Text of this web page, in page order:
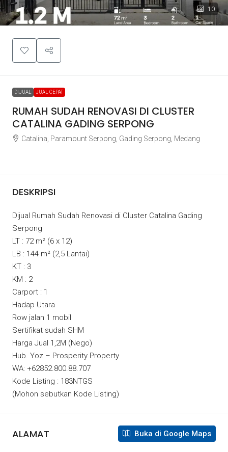
10
DIJUAL JUAL CEPAT
RUMAH SUDAH RENOVASI DI CLUSTER
CATALINA GADING SERPONG
Catalina, Paramount Serpong, Gading Serpong, Medang
DESKRIPSI
Dijual Rumah Sudah Renovasi di Cluster Catalina Gading
Serpong
LT : 72 m² (6 x 12)
LB : 144 m² (2,5 Lantai)
KT : 3
KM : 2
Carport : 1
Hadap Utara
Row jalan 1 mobil
Sertifikat sudah SHM
Harga Jual 1,2M (Nego)
Hub. Yoz – Prosperity Property
WA: +62852.800.88.707
Kode Listing : 183NTGS
(Mohon sebutkan Kode Listing)
ALAMAT Buka di Google Maps